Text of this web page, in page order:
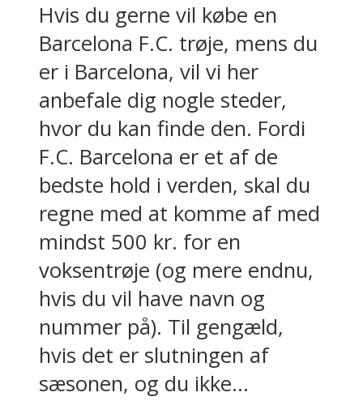
Hvis du gerne vil købe en
Barcelona F.C. trøje, mens du
er i Barcelona, vil vi her
anbefale dig nogle steder,
hvor du kan finde den. Fordi
F.C. Barcelona er et af de
bedste hold i verden, skal du
regne med at komme af med
mindst 500 kr. for en
voksentrøje (og mere endnu,
hvis du vil have navn og
nummer på). Til gengæld,
hvis det er slutningen af
sæsonen, og du ikke...